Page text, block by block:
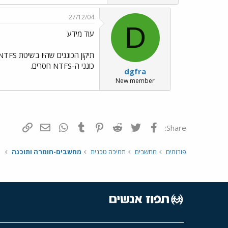
D
dgfra
New member
27/12/04
עוד מידע
כונני ה-NTFS חסרים.
Share: פייסבוק Twitter
Reddit
Pinterest
Tumblr
WhatsAppדואר אלקטרוני
פורומים מחשבים תמיכה טכנית מחשבים-חומרה ותוכנה